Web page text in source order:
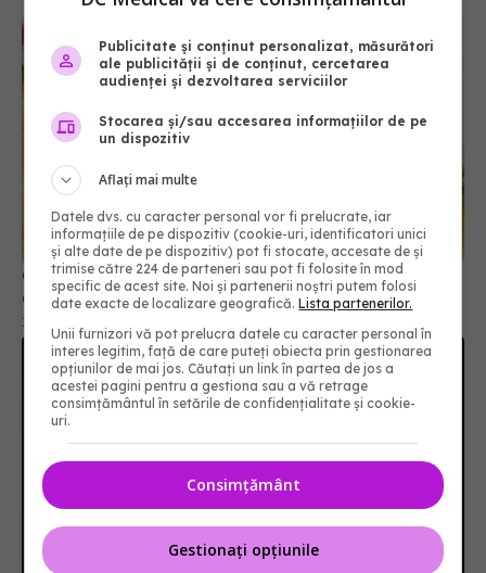
Ciorbă de pui a la grec: rețeta cremoasă și ușor
acrișoară. Cum obții acrișorul perfect
11 dec 2024, 09:08
natural! Creierul tău ruginește fără el
24 iun 2025, 17:35
Publicitate și conținut personalizat, măsurători
ale publicității și de conținut, cercetarea
audienței și dezvoltarea serviciilor
Stocarea și/sau accesarea informațiilor de pe
un dispozitiv
Aflați mai multe
Datele dvs. cu caracter personal vor fi prelucrate, iar
informațiile de pe dispozitiv (cookie-uri, identificatori unici
și alte date de pe dispozitiv) pot fi stocate, accesate de și
trimise către 224 de parteneri sau pot fi folosite în mod
specific de acest site. Noi și partenerii noștri putem folosi
date exacte de localizare geografică.Lista partenerilor.
Unii furnizori vă pot prelucra datele cu caracter personal în
interes legitim, față de care puteți obiecta prin gestionarea
opțiunilor de mai jos. Căutați un link în partea de jos a
acestei pagini pentru a gestiona sau a vă retrage
consimțământul în setările de confidențialitate și cookie-
uri.
Consimțământ
Gestionați opțiunile